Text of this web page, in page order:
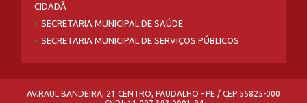
CIDADÃ
SECRETARIA MUNICIPAL DE SAÚDE
SECRETARIA MUNICIPAL DE SERVIÇOS PÚBLICOS
AV.RAUL BANDEIRA, 21 CENTRO, PAUDALHO - PE / CEP:55825-000